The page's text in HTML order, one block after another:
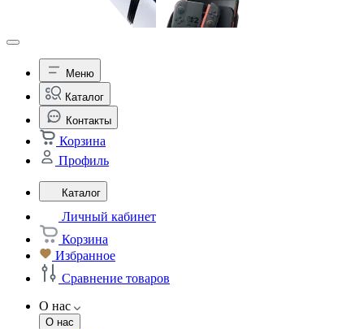
Меню
Каталог
Контакты
Корзина
Профиль
Каталог
Личный кабинет
Корзина
Избранное
Сравнение товаров
О нас
О нас